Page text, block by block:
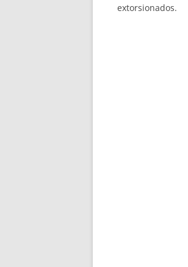
extorsionados.